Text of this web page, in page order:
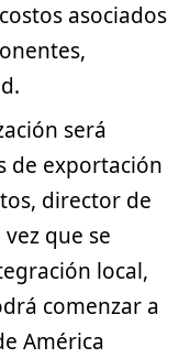
asociados
será
de exportación
director de
que se
local,
comenzar a
América